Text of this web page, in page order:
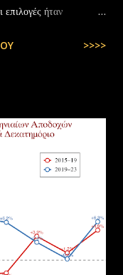
επιλογές ήταν
>>>>